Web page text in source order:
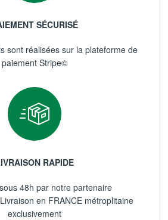
SÉCURISÉ
sont réalisées sur la plateforme de
paiement Stripe©
RAPIDE
48h par notre partenaire
en FRANCE métroplitaine
exclusivement